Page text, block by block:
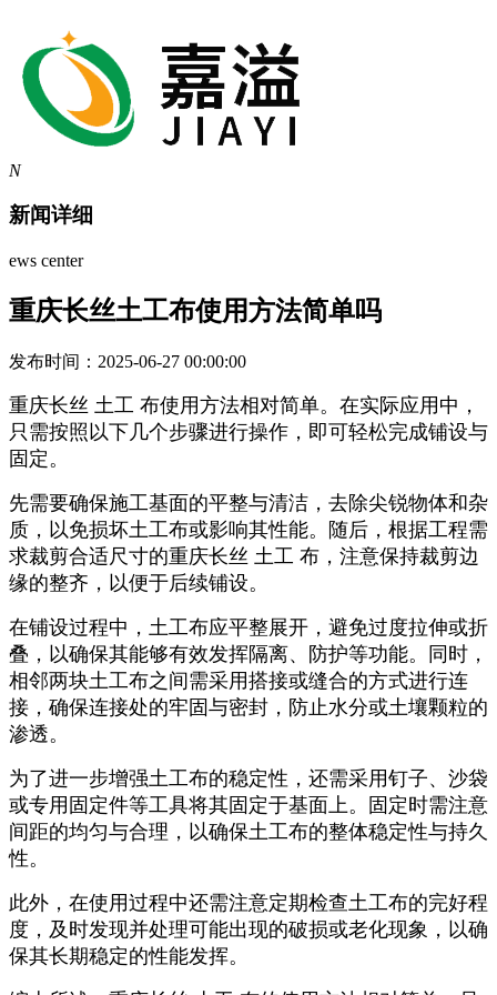
N
新闻详细
ews center
重庆长丝土工布使用方法简单吗
发布时间：2025-06-27 00:00:00
重庆长丝 土工 布使用方法相对简单。在实际应用中，
只需按照以下几个步骤进行操作，即可轻松完成铺设与
固定。
先需要确保施工基面的平整与清洁，去除尖锐物体和杂
质，以免损坏土工布或影响其性能。随后，根据工程需
求裁剪合适尺寸的重庆长丝 土工 布，注意保持裁剪边
缘的整齐，以便于后续铺设。
在铺设过程中，土工布应平整展开，避免过度拉伸或折
叠，以确保其能够有效发挥隔离、防护等功能。同时，
相邻两块土工布之间需采用搭接或缝合的方式进行连
接，确保连接处的牢固与密封，防止水分或土壤颗粒的
渗透。
为了进一步增强土工布的稳定性，还需采用钉子、沙袋
或专用固定件等工具将其固定于基面上。固定时需注意
间距的均匀与合理，以确保土工布的整体稳定性与持久
性。
此外，在使用过程中还需注意定期检查土工布的完好程
度，及时发现并处理可能出现的破损或老化现象，以确
保其长期稳定的性能发挥。